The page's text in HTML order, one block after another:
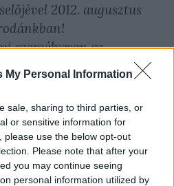
My Personal Information
sale, sharing to third parties, or
or sensitive information for
please use the below opt-out
Please note that after your
you may continue seeing
personal information utilized by
2012. augusztus
személyesen az
Lechner Ödön
időben 9-17 óra között;
); vagy
25-69-es
óra között.
tájékoztató előadás
14.00-